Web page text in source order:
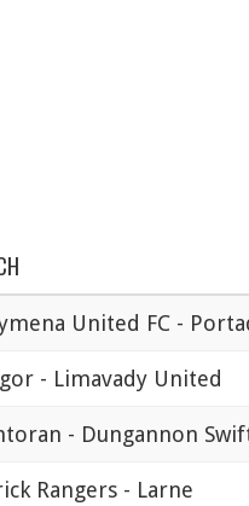
United FC -
- Limavady United
- Dungannon
Rangers - Larne